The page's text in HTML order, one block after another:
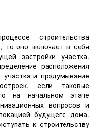
строительства
то оно включает в себя
застройки участка.
расположения
участка и продумывание
если таковые
на начальном этапе
вопросов и
будущего дома.
к строительству